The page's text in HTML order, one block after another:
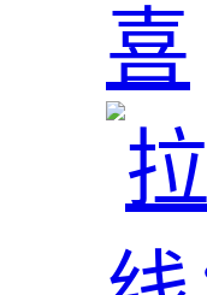
喜